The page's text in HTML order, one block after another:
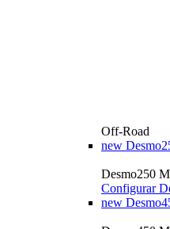
Off-Road
new
Desmo250
Configurar
new